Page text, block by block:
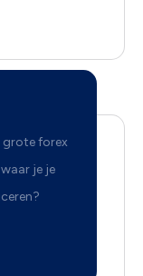
grote forex
je je